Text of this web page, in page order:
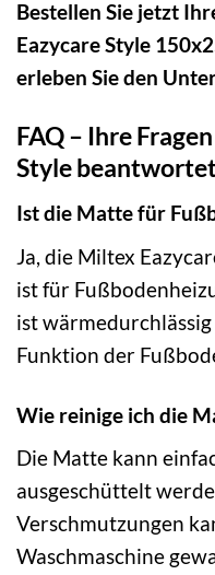
Bestellen Sie jetzt
Eazycare Style
erleben Sie den
FAQ – Ihre
Style
Ist die Matte für
Ja, die Miltex
ist für
ist
Funktion der
Wie reinige ich die
Die Matte kann
ausgeschüttelt
Verschmutzungen
Waschmaschine